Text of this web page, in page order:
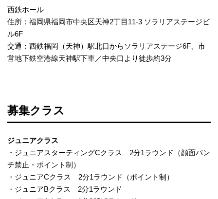
西鉄ホール
住所：福岡県福岡市中央区天神2丁目11-3 ソラリアステージビ
ル6F
交通：西鉄福岡（天神）駅北口からソラリアステージ6F、 市
営地下鉄空港線天神駅下車／中央口より徒歩約3分
募集クラス
ジュニアクラス
・ジュニアスターティングCクラス 2分1ラウンド（顔面パン
チ禁止・ポイント制）
・ジュニアCクラス 2分1ラウンド（ポイント制）
・ジュニアBクラス 2分1ラウンド